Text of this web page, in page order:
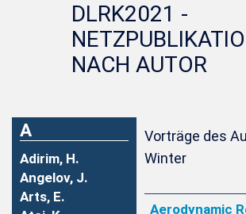
DLRK2021 -
NACH AUTOR
A
Adirim, H.
Angelov, J.
Arts, E.
Vorträge des
Winter
Aerodynamic